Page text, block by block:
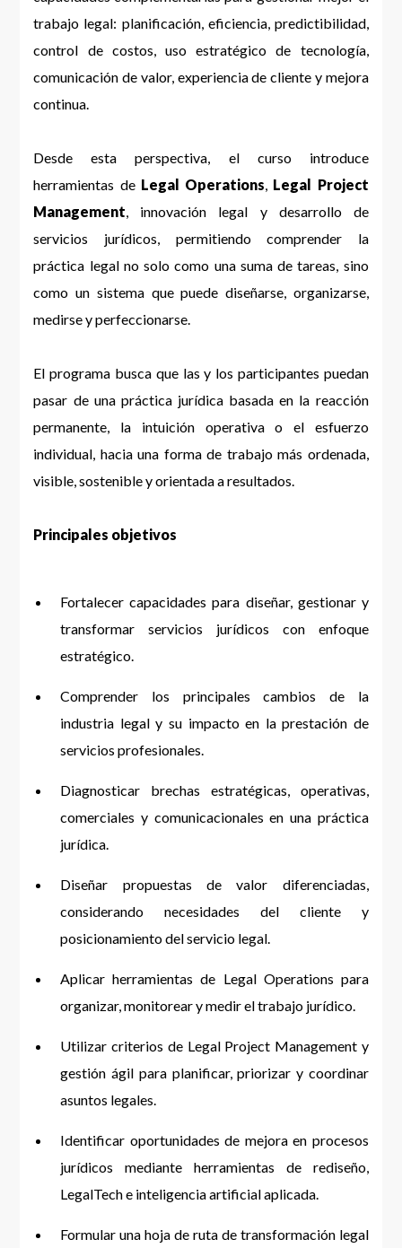
trabajo legal: planificación, eficiencia, predictibilidad,
control de costos, uso estratégico de tecnología,
comunicación de valor, experiencia de cliente y mejora
continua.
Desde esta perspectiva, el curso introduce
herramientas de Legal Operations, Legal Project
Management, innovación legal y desarrollo de
servicios jurídicos, permitiendo comprender la
práctica legal no solo como una suma de tareas, sino
como un sistema que puede diseñarse, organizarse,
medirse y perfeccionarse.
El programa busca que las y los participantes puedan
pasar de una práctica jurídica basada en la reacción
permanente, la intuición operativa o el esfuerzo
individual, hacia una forma de trabajo más ordenada,
visible, sostenible y orientada a resultados.
Principales objetivos
Fortalecer capacidades para diseñar, gestionar y
transformar servicios jurídicos con enfoque
estratégico.
Comprender los principales cambios de la
industria legal y su impacto en la prestación de
servicios profesionales.
Diagnosticar brechas estratégicas, operativas,
comerciales y comunicacionales en una práctica
jurídica.
Diseñar propuestas de valor diferenciadas,
considerando necesidades del cliente y
posicionamiento del servicio legal.
Aplicar herramientas de Legal Operations para
organizar, monitorear y medir el trabajo jurídico.
Utilizar criterios de Legal Project Management y
gestión ágil para planificar, priorizar y coordinar
asuntos legales.
Identificar oportunidades de mejora en procesos
jurídicos mediante herramientas de rediseño,
LegalTech e inteligencia artificial aplicada.
Formular una hoja de ruta de transformación legal